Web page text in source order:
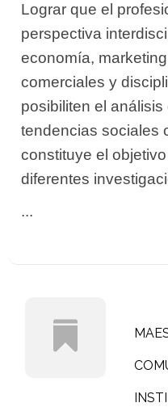
Lograr que el
perspectiva
economía,
comerciales y
posibiliten el
tendencias sociales
constituye el
diferentes
...